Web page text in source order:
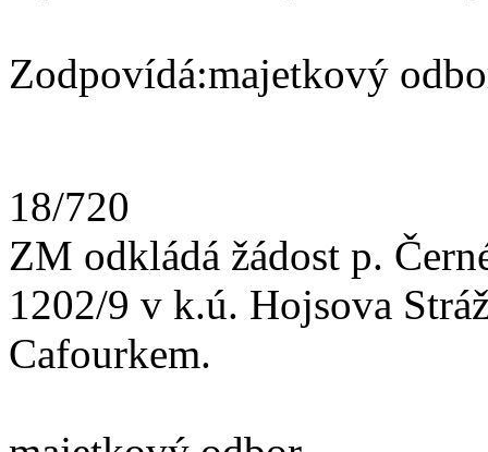
Zodpovídá:majetkový
18/720
ZM odkládá žádost p.
1202/9 v k.ú. Hojsova
Cafourkem.